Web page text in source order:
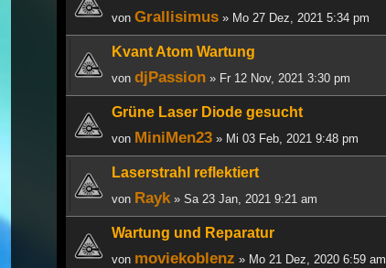
von Grallisimus » Mo 27 Dez, 2021 5:34 pm
Kvant Atom Wartung
von djPassion » Fr 12 Nov, 2021 3:30 pm
Grüne Laser Diode gesucht
von MiniMen23 » Mi 03 Feb, 2021 9:48 pm
Laserstrahl reflektiert
von Rayk » Sa 23 Jan, 2021 9:21 am
Wartung und Reparatur
von moviekoblenz » Mo 21 Dez, 2020 6:59 am